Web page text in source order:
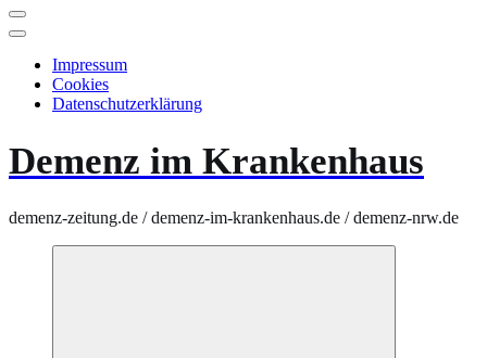
Impressum
Cookies
Datenschutzerklärung
Demenz im Krankenhaus
demenz-zeitung.de / demenz-im-krankenhaus.de / demenz-nrw.de